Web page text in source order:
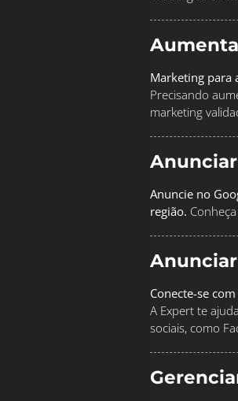
Marketing para
Precisando
marketing
Anuncie no
região.
Conecte-se
A Expert te
sociais, como